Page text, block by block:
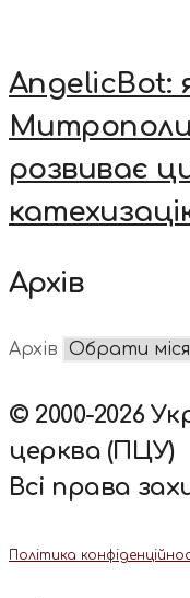
AngelicBot:
розвиває
Архів
Архів
© 2000-2026
церква (ПЦУ)
Всі права
Політика